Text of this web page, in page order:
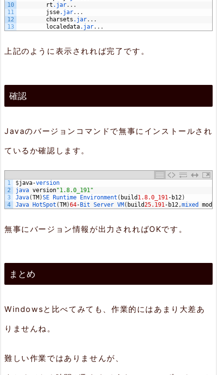
10
11
12
13
rt .jar. . .
jsse.jar. . .
charsets .jar. . .
localedata.jar. . .
上記のように表示されれば完了です。
確認
Javaのバージョンコマンドで無事にインストールされ
ているか確認します。
1
2
3
4
$java-version
java version"1.8.0_191"
Java(TM )SE Runtime Environment ( build 1.8.0_191- b12)
Java
HotSpot (TM )64- Bit Server VM ( build25.191- b12,mixed mode
無事にバージョン情報が出力されればOKです。
まとめ
Windowsと比べてみても、作業的にはあまり大差あ
りませんね。
難しい作業ではありませんが、